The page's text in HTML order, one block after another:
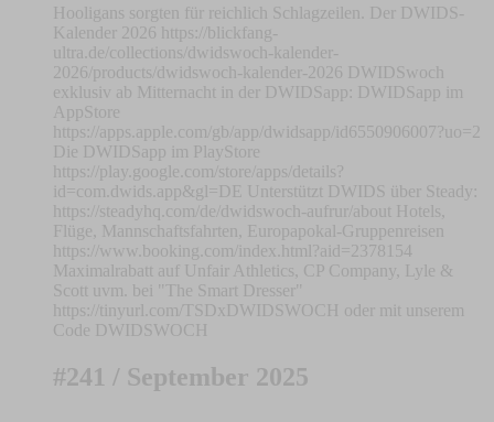
Hooligans sorgten für reichlich Schlagzeilen. Der DWIDS-
Kalender 2026 https://blickfang-
ultra.de/collections/dwidswoch-kalender-
2026/products/dwidswoch-kalender-2026 DWIDSwoch
exklusiv ab Mitternacht in der DWIDSapp: DWIDSapp im
AppStore
https://apps.apple.com/gb/app/dwidsapp/id6550906007?uo=2
Die DWIDSapp im PlayStore
https://play.google.com/store/apps/details?
id=com.dwids.app&gl=DE Unterstützt DWIDS über Steady:
https://steadyhq.com/de/dwidswoch-aufrur/about Hotels,
Flüge, Mannschaftsfahrten, Europapokal-Gruppenreisen
https://www.booking.com/index.html?aid=2378154
Maximalrabatt auf Unfair Athletics, CP Company, Lyle &
Scott uvm. bei "The Smart Dresser"
https://tinyurl.com/TSDxDWIDSWOCH oder mit unserem
Code DWIDSWOCH
#241 / September 2025